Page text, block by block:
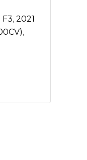
F3, 2021
,